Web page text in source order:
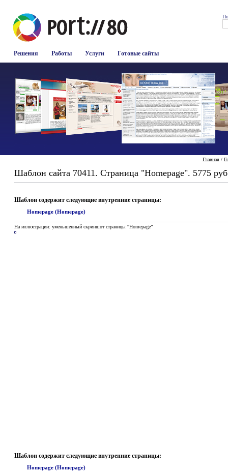
Решения Работы Услуги Готовые сайты
Главная /
Шаблон сайта 70411. Страница "Homepage". 5775
Шаблон содержит следующие внутренние страницы:
Homepage (Homepage)
На иллюстрации: уменьшенный скриншот страницы “Homepage”
Шаблон содержит следующие внутренние страницы:
Homepage (Homepage)